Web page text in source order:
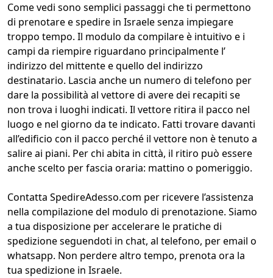
Come vedi sono semplici passaggi che ti permettono
di prenotare e spedire in Israele senza impiegare
troppo tempo. Il modulo da compilare è intuitivo e i
campi da riempire riguardano principalmente l’
indirizzo del mittente e quello del indirizzo
destinatario. Lascia anche un numero di telefono per
dare la possibilità al vettore di avere dei recapiti se
non trova i luoghi indicati. Il vettore ritira il pacco nel
luogo e nel giorno da te indicato. Fatti trovare davanti
all’edificio con il pacco perché il vettore non è tenuto a
salire ai piani. Per chi abita in città, il ritiro può essere
anche scelto per fascia oraria: mattino o pomeriggio.
Contatta SpedireAdesso.com per ricevere l’assistenza
nella compilazione del modulo di prenotazione. Siamo
a tua disposizione per accelerare le pratiche di
spedizione seguendoti in chat, al telefono, per email o
whatsapp. Non perdere altro tempo, prenota ora la
tua spedizione in Israele.